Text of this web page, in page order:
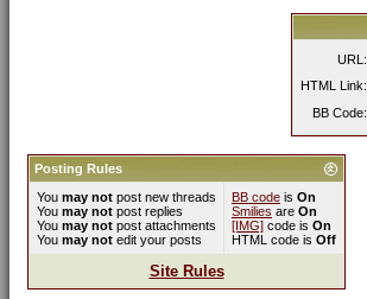
URL:
HTML Link:
BB Code:
Posting Rules
You may not post new threads
You may not post replies
You may not post attachments
You may not edit your posts
BB code is On
Smilies are On
[IMG] code is On
HTML code is Off
Site Rules